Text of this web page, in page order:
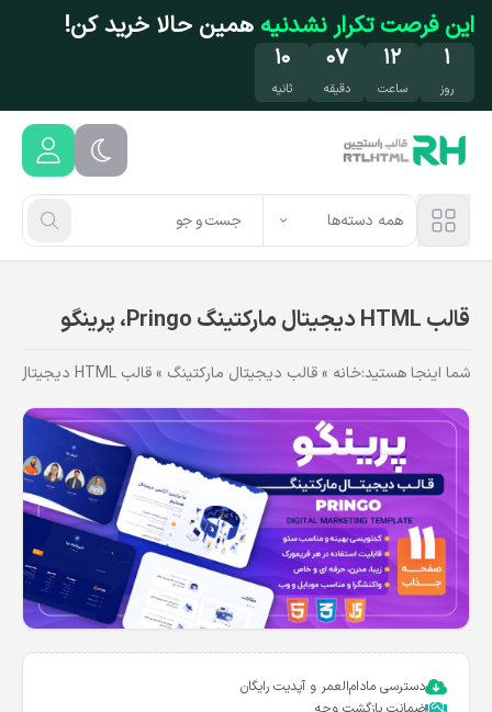
رفتن به محتوای اصلی
این فرصت تکرار نشدنیه همین حالا خرید کن!
۱
روز
۱۲
ساعت
۰۷
دقیقه
۰۹
ثانیه
همه دسته‌ها
قالب HTML دیجیتال مارکتینگ Pringo، پرینگو
شما اینجا هستید:خانه »قالب دیجیتال مارکتینگ »قالب HTML دیجیتال مارکتینگ Pringo، پرینگو
دسترسی مادام‌العمر و آپدیت رایگان